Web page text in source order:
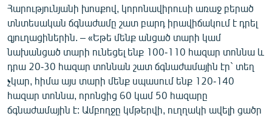
Հարությունյանի խոսքով, կորոնավիրուսի առաջ բերած
տնտեսական ճգնաժամը շատ բարդ իրավիճակում է դրել
գյուղացիներին. – «Եթե մենք անցած տարի կամ
նախանցած տարի ունեցել ենք 100-110 հազար տոննա և
դրա 20-30 հազար տոննան շատ ճգնաժամային էր` տեղ
չկար, հիմա այս տարի մենք սպասում ենք 120-140
հազար տոննա, որոնցից 60 կամ 50 հազարը
ճգնաժամային է: Ամբողջը կմթերվի, ուղղակի ավելի ցածր